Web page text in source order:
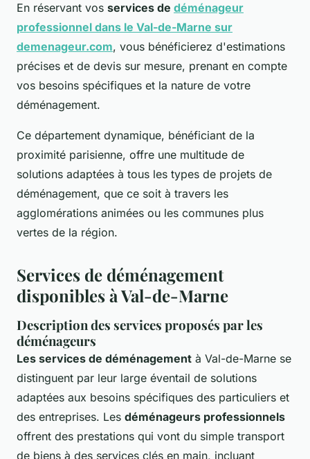
En réservant vos services de déménageur
professionnel dans le Val-de-Marne sur
demenageur.com, vous bénéficierez d'estimations
précises et de devis sur mesure, prenant en compte
vos besoins spécifiques et la nature de votre
déménagement.
Ce département dynamique, bénéficiant de la
proximité parisienne, offre une multitude de
solutions adaptées à tous les types de projets de
déménagement, que ce soit à travers les
agglomérations animées ou les communes plus
vertes de la région.
Services de déménagement
disponibles à Val-de-Marne
Description des services proposés par les
déménageurs
Les services de déménagement à Val-de-Marne se
distinguent par leur large éventail de solutions
adaptées aux besoins spécifiques des particuliers et
des entreprises. Les déménageurs professionnels
offrent des prestations qui vont du simple transport
de biens à des services clés en main, incluant